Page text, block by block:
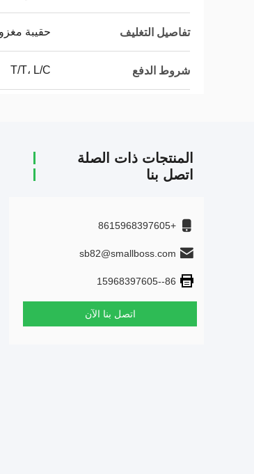
تفاصيل التغليف حقيبة
شروط الدفع T/T، L/C
المنتجات ذات الصلة
اتصل بنا
+8615968397605
sb82@smallboss.com
86--15968397605
اتصل بنا الآن